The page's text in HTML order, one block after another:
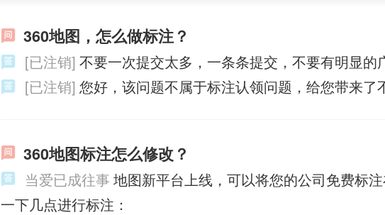
360地图，怎么做标注？
[已注销] 不要一次提交太多，一条条提交，不要有明显的
[已注销] 您好，该问题不属于标注认领问题，给您带来了
360地图标注怎么修改？
当爱已成往事 地图新平台上线，可以将您的公司免费标
一下几点进行标注：